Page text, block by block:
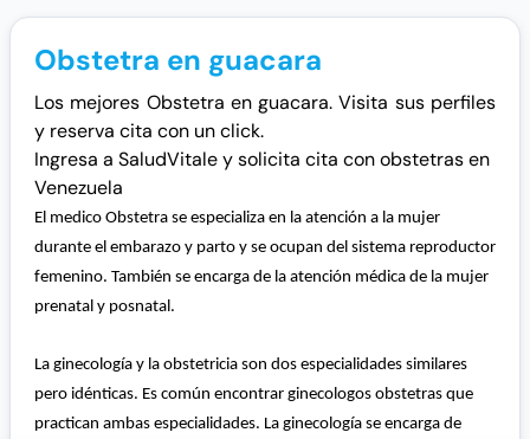
Obstetra en guacara
Los mejores Obstetra en guacara. Visita sus perfiles
y reserva cita con un click.
Ingresa a SaludVitale y solicita cita con obstetras en
Venezuela
El medico Obstetra se especializa en la atención a la mujer
durante el embarazo y parto y se ocupan del sistema reproductor
femenino. También se encarga de la atención médica de la mujer
prenatal y posnatal.
La ginecología y la obstetricia son dos especialidades similares
pero idénticas. Es común encontrar ginecologos obstetras que
practican ambas especialidades. La ginecología se encarga de